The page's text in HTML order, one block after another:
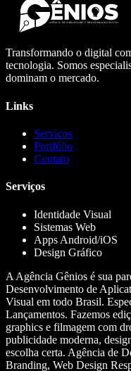
Transformando o digital
tecnologia. Somos
dominam o mercado.
Links
Serviços
Portfólio
Contato
Serviços
Identidade Visual
Sistemas Web
Apps Android/iOS
Design Gráfico
A Agência Gênios é sua
Desenvolvimento de
Visual em todo Brasil.
Lançamentos. Fazemos
graphics e filmagem com
publicidade moderna,
escolha certa. Agência de
Branding, Web Design